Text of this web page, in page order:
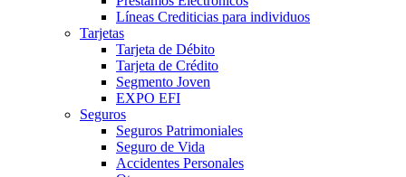
Líneas Crediticias para individuos
Tarjetas
Tarjeta de Débito
Tarjeta de Crédito
Segmento Joven
EXPO EFI
Seguros
Seguros Patrimoniales
Seguro de Vida
Accidentes Personales